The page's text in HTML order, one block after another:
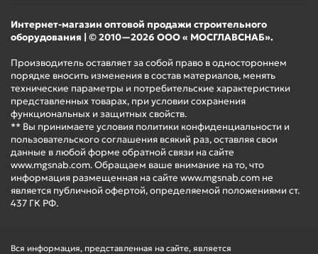
Вся информация, представленная на сайте, является
Интернет-магазин оптовой продажи строительного
оборудования | © 2010—2026 ООО « МОСГЛАВСНАБ».
Производитель оставляет за собой право в одностороннем
порядке вносить изменения в состав материалов, менять
технические параметры и потребительские характеристики
представленных товарах, при условии сохранения
функциональных и защитных свойств.
** Вы принимаете условия политики конфиденциальности и
пользовательского соглашения всякий раз, оставляя свои
данные в любой форме обратной связи на сайте
www.mgsnab.com. Обращаем ваше внимание на то, что
информация размещенная на сайте www.mgsnab.com не
является публичной офертой, определяемой положениями ст.
437 ГК РФ.